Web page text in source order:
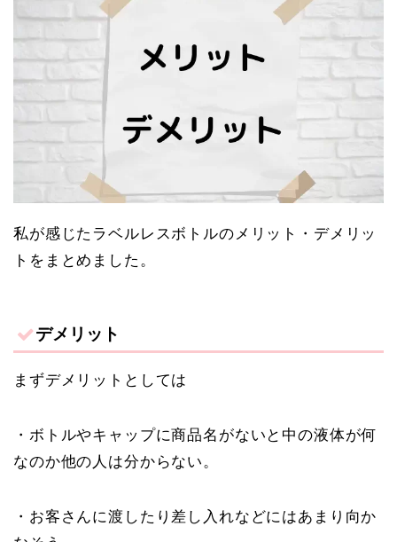
私が感じたラベルレスボトルのメリット・デメリッ
トをまとめました。
デメリット
まずデメリットとしては
・ボトルやキャップに商品名がないと中の液体が何
なのか他の人は分からない。
・お客さんに渡したり差し入れなどにはあまり向か